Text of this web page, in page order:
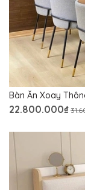
Bàn Ăn Xoay
22.800.000₫